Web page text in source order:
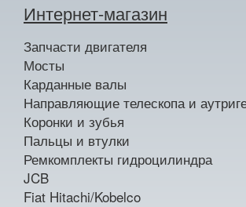
Интернет-магазин
Запчасти двигателя
Мосты
Карданные валы
Направляющие телескопа и
Коронки и зубья
Пальцы и втулки
Ремкомплекты гидроцилиндра
JCB
Fiat Hitachi/Kobelco